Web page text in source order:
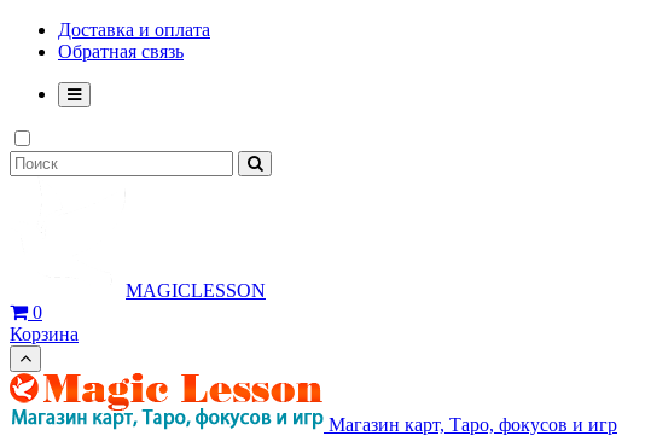
Доставка и оплата
Обратная связь
MAGICLESSON
0
Корзина
Магазин карт, Таро, фокусов и игр